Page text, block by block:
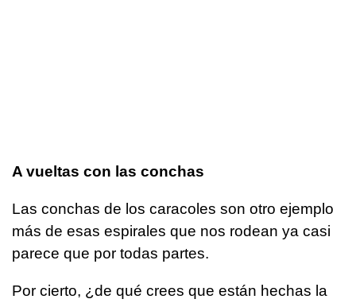
A vueltas con las conchas
Las conchas de los caracoles son otro ejemplo
más de esas espirales que nos rodean ya casi
parece que por todas partes.
Por cierto, ¿de qué crees que están hechas la